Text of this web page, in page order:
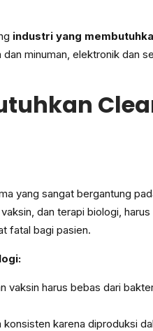
industri yang
minuman, elektronik dan
yang sangat bergantung
dan terapi biologi,
fatal bagi pasien.
vaksin harus bebas dari
karena diproduksi